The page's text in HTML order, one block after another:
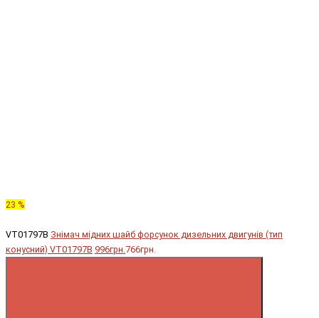
23 %
VT01797B Знімач мідних шайб форсунок дизельних двигунів (тип
конусний) VT01797B 996грн.766грн.